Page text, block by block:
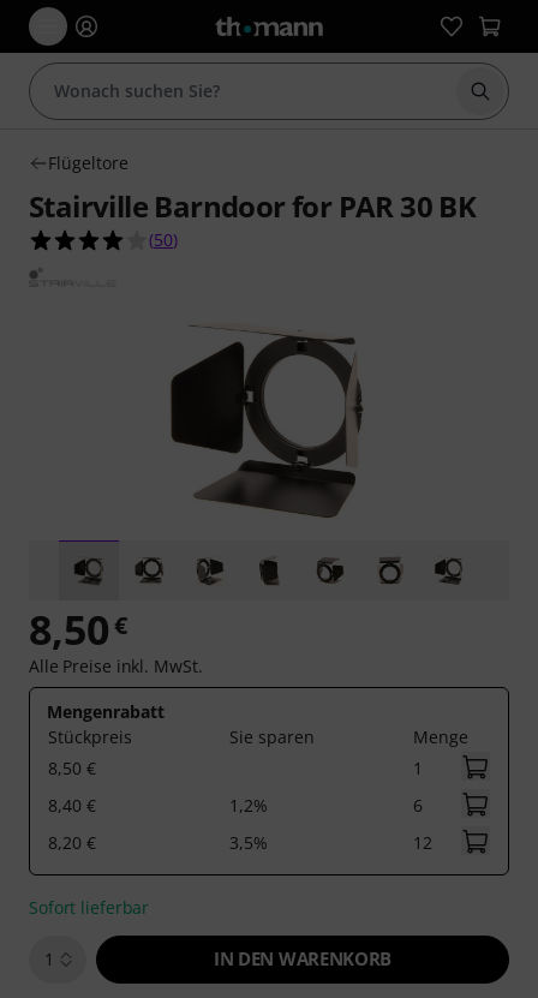
Suche
Flügeltore
Stairville Barndoor for PAR 30 BK
3.9 von 5 Sternen aus 50 Kundenbewertungen
(50)
8,50€
Alle Preise inkl. MwSt.
Mengenrabatt
Stückpreis
Sie sparen
Menge
8,50 €
1
8,40 €
1,2%
6
8,20 €
3,5% 12
Sofort lieferbar
1 IN DEN WARENKORB